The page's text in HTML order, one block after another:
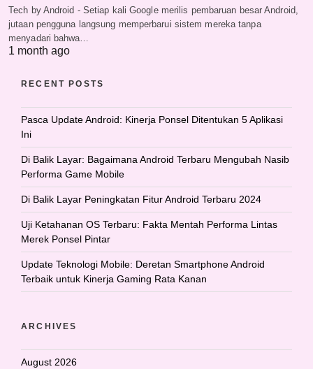
Tech by Android - Setiap kali Google merilis pembaruan besar Android,
jutaan pengguna langsung memperbarui sistem mereka tanpa
menyadari bahwa…
1 month ago
RECENT POSTS
Pasca Update Android: Kinerja Ponsel Ditentukan 5 Aplikasi
Ini
Di Balik Layar: Bagaimana Android Terbaru Mengubah Nasib
Performa Game Mobile
Di Balik Layar Peningkatan Fitur Android Terbaru 2024
Uji Ketahanan OS Terbaru: Fakta Mentah Performa Lintas
Merek Ponsel Pintar
Update Teknologi Mobile: Deretan Smartphone Android
Terbaik untuk Kinerja Gaming Rata Kanan
ARCHIVES
August 2026